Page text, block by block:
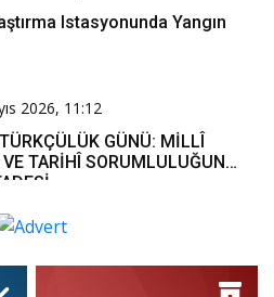
Istasyonunda Yangın
2026, 11:12
GÜNÜ: MİLLÎ
TARİHÎ SORUMLULUĞUN